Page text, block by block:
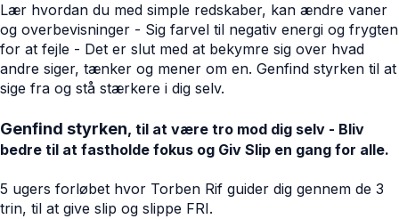
Lær hvordan du med simple redskaber, kan ændre vaner
og overbevisninger - Sig farvel til negativ energi og frygten
for at fejle - Det er slut med at bekymre sig over hvad
andre siger, tænker og mener om en. Genfind styrken til at
sige fra og stå stærkere i dig selv.
Genfind styrken, til at være tro mod dig selv - Bliv
bedre til at fastholde fokus og Giv Slip en gang for alle.
5 ugers forløbet hvor Torben Rif guider dig gennem de 3
trin, til at give slip og slippe FRI.